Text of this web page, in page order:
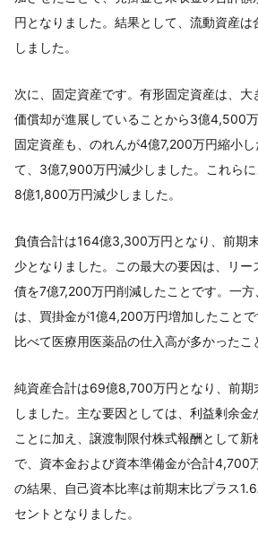
円となりました。結果として、流動資産
しました。
次に、固定資産です。有形固定資産は、
価償却が進展していることから3億4,500
固定資産も、のれんが4億7,200万円縮小
て、3億7,900万円減少しました。これら
8億1,800万円減少しました。
負債合計は164億3,300万円となり、前期
少となりました。この最大の要因は、リー
債を7億7,200万円削減したことです。一
は、買掛金が1億4,200万円増加したこと
比べて医療用医薬品の仕入高が多かったこ
純資産合計は69億8,700万円となり、前
しました。主な要因としては、利益剰余
ことに加え、譲渡制限付株式報酬として新
で、資本金および資本準備金が合計4,700
の結果、自己資本比率は前期末比プラス
セントとなりました。